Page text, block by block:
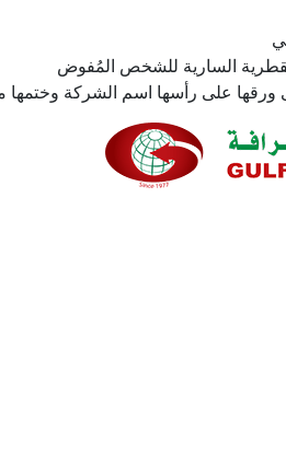
السارية للشخص المُفوض
على رأسها اسم الشركة وختمها